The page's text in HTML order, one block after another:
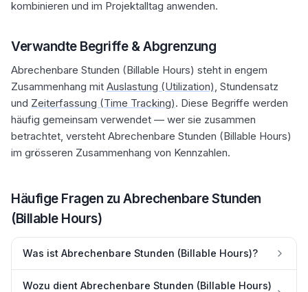
kombinieren und im Projektalltag anwenden.
Verwandte Begriffe & Abgrenzung
Abrechenbare Stunden (Billable Hours) steht in engem
Zusammenhang mit Auslastung (Utilization), Stundensatz
und Zeiterfassung (Time Tracking). Diese Begriffe werden
häufig gemeinsam verwendet — wer sie zusammen
betrachtet, versteht Abrechenbare Stunden (Billable Hours)
im grösseren Zusammenhang von Kennzahlen.
Häufige Fragen zuAbrechenbare Stunden
(Billable Hours)
Was ist Abrechenbare Stunden (Billable Hours)?
Wozu dient Abrechenbare Stunden (Billable Hours)